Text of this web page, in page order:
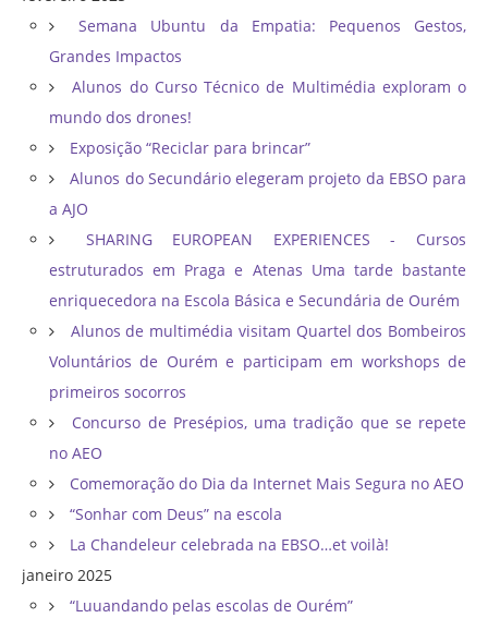
Semana Ubuntu da Empatia: Pequenos Gestos,
Grandes Impactos
Alunos do Curso Técnico de Multimédia exploram o
mundo dos drones!
Exposição “Reciclar para brincar”
Alunos do Secundário elegeram projeto da EBSO para
a AJO
SHARING EUROPEAN EXPERIENCES - Cursos
estruturados em Praga e Atenas Uma tarde bastante
enriquecedora na Escola Básica e Secundária de Ourém
Alunos de multimédia visitam Quartel dos Bombeiros
Voluntários de Ourém e participam em workshops de
primeiros socorros
Concurso de Presépios, uma tradição que se repete
no AEO
Comemoração do Dia da Internet Mais Segura no AEO
“Sonhar com Deus” na escola
La Chandeleur celebrada na EBSO…et voilà!
janeiro 2025
“Luuandando pelas escolas de Ourém”